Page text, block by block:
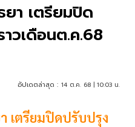
ยา เตรียมปิด
วเดือนต.ค.68
อัปเดตล่าสุด : 14 ต.ค. 68 | 10:03 น.
เตรียมปิดปรับปรุง